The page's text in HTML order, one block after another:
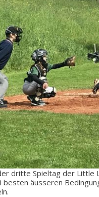
dritte Spieltag der Little
besten äusseren